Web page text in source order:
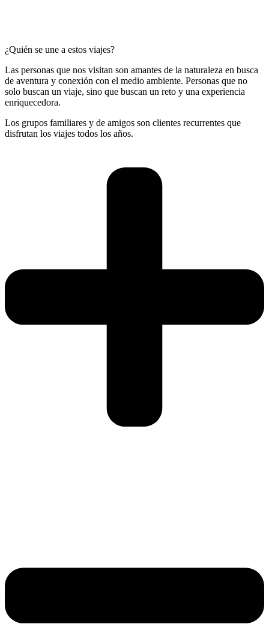
¿Quién se une a estos viajes?
Las personas que nos visitan son amantes de la naturaleza en busca
de aventura y conexión con el medio ambiente. Personas que no
solo buscan un viaje, sino que buscan un reto y una experiencia
enriquecedora.
Los grupos familiares y de amigos son clientes recurrentes que
disfrutan los viajes todos los años.